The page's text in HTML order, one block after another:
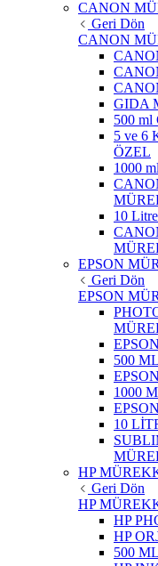
CANON
Geri Dön
CANON
GIDA
500
5 ve 6
ÖZEL
1000
10
EPSON
Geri Dön
EPSON
500
1000
10
HP
Geri Dön
HP
HP
HP
500